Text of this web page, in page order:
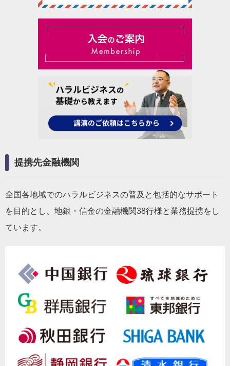
提携先金融機関
全国各地域でのハラルビジネスの普及と包括的なサポート
を目的とし、地銀・信金の金融機関38行様と業務提携をし
ています。